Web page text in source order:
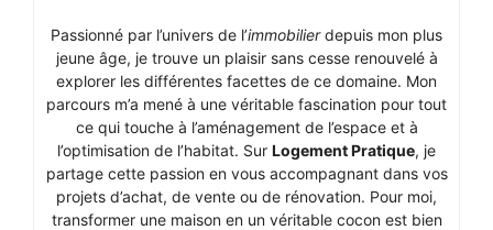
Passionné par l’univers de l’immobilierdepuis mon plus
jeune âge, je trouve un plaisir sans cesse renouvelé à
explorer les différentes facettes de ce domaine. Mon
parcours m’a mené à une véritable fascination pour tout
ce qui touche à l’aménagement de l’espace et à
l’optimisation de l’habitat. Sur Logement Pratique, je
partage cette passion en vous accompagnant dans vos
projets d’achat, de vente ou de rénovation. Pour moi,
transformer une maison en un véritable cocon est bien